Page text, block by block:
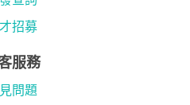
招募
服務
問題